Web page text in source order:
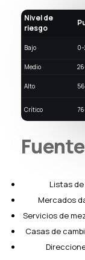
Nivel de
riesgo
Bajo
Medio
Alto
Crítico
Listas
Mercados
Servicios de
Casas de
Direcciones de phishing y wallets de protocolos